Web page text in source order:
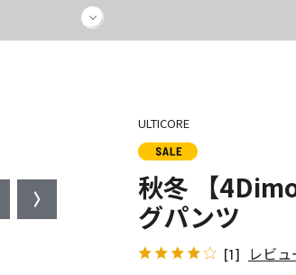
ULTICORE
秋冬 【
グパンツ
[1] レビ